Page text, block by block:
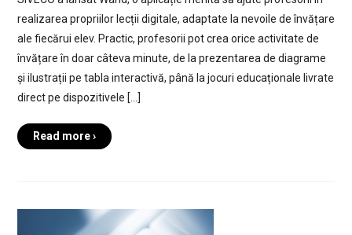
realizarea propriilor lecții digitale, adaptate la nevoile de învățare
ale fiecărui elev. Practic, profesorii pot crea orice activitate de
învățare în doar câteva minute, de la prezentarea de diagrame
și ilustrații pe tabla interactivă, până la jocuri educaționale livrate
direct pe dispozitivele […]
Read more ›